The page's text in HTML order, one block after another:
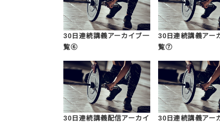
30日連続講義アーカイブ一
覧⑥
30日連続講義アー
覧⑦
30日連続講義配信アーカイ
30日連続講義アー